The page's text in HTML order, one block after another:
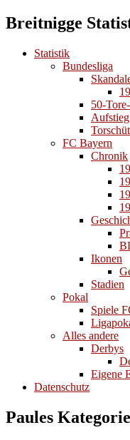
Breitnigge
Statistik
Bundesliga
50-
FC Bayern
Chronik
Ikonen
Stadien
Pokal
Spiele
Alles andere
Derbys
Eigene
Datenschutz
Paules